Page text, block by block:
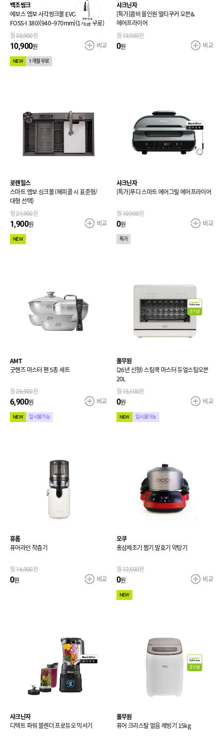
백조씽크
에보스 엠보 사각씽크볼 EVOSS (+수전
FOSS-I 380)(940~970mm)(1개월 무료)
월30,900원
10,900원
NEW 1개월 무료
비교
샤크닌자
[특가]콤비 올인원 멀티쿠커 오븐&
에어프라이어
월13,900원
0원 비교
로렌힐스
스마트 엠보 싱크볼 (해피콜 시 표준형/
대형 선택)
월21,900원
1,900원
NEW
비교
샤크닌자
[특가]푸디 스마트 에어그릴 에어프라이어
월10,900원
0원
특가
비교
AMT
굿핸즈 마스터 팬 5종 세트
월26,900원
6,900원
NEW 일시불가능
비교
풀무원
(26년 신형) 스팀쿡 마스터 듀얼스팀오븐
20L
월15,100원
0원
NEW 일시불가능
비교
휴롬
퓨어라인 착즙기
월16,900원
0원 비교
오쿠
홍삼제조기 찜기 발효기 약탕기
월12,500원
0원
NEW
비교
샤크닌자
디텍트 파워 블렌더 프로듀오 믹서기
풀무원
퓨어 크리스탈 얼음 제빙기 15kg